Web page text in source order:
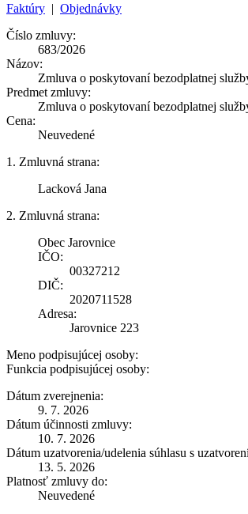
Faktúry | Objednávky
Číslo zmluvy:
683/2026
Názov:
Zmluva o poskytovaní bezodplatnej
Predmet zmluvy:
Zmluva o poskytovaní bezodplatnej
Cena:
Neuvedené
1. Zmluvná strana:
Lacková Jana
2. Zmluvná strana:
Obec Jarovnice
IČO:
00327212
DIČ:
2020711528
Adresa:
Jarovnice 223
Meno podpisujúcej osoby:
Funkcia podpisujúcej osoby:
Dátum zverejnenia:
9. 7. 2026
Dátum účinnosti zmluvy:
10. 7. 2026
Dátum uzatvorenia/udelenia súhlasu s
13. 5. 2026
Platnosť zmluvy do:
Neuvedené